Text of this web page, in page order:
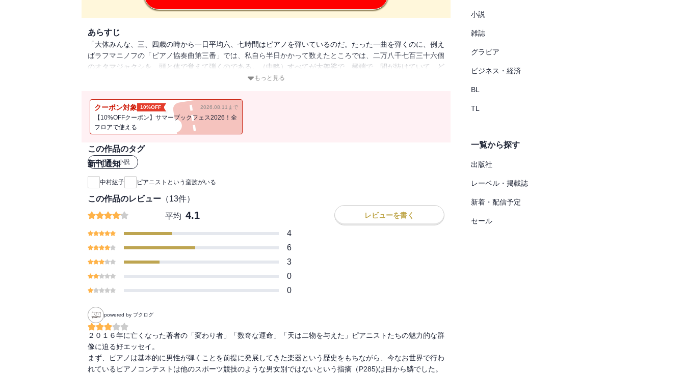
あらすじ
「大体みんな、三、四歳の時から一日平均六、七時間はピアノを弾いているのだ。たった一曲を弾くのに、例え
ばラフマニノフの「ピアノ協奏曲第三番」では、私自ら半日かかって数えたところでは、二万八千七百三十六個
のオタマジャクシを、頭と体で覚えて弾くのである。（中略）すべてが大袈裟で、極端で、間が抜けていて、ど
こかおかしくて、しかもやたらと真面目なのは、当り前のことではないだろうか。そしてここでも類は友を呼
もっと見る
クーポン対象 10%OFF 2026.08.11まで
【10%OFFクーポン】サマーブックフェス2026！全
フロアで使える
この作品のタグ
#ピアノ小説
新刊通知
中村紘子 ピアニストという蛮族がいる
この作品のレビュー （13件）
平均 4.1 レビューを書く
4
6
3
0
0
powered by ブクログ
２０１６年に亡くなった著者の「変わり者」「数奇な運命」「天は二物を与えた」ピアニストたちの魅力的な群
像に迫る好エッセイ。
まず、ピアノは基本的に男性が弾くことを前提に発展してきた楽器という歴史をもちながら、今なお世界で行わ
れているピアノコンテストは他のスポーツ競技のような男女別ではないという指摘（P285)は目から鱗でした。
小説
雑誌
グラビア
ビジネス・経済
BL
TL
一覧から探す
出版社
レーベル・掲載誌
新着・配信予定
セール